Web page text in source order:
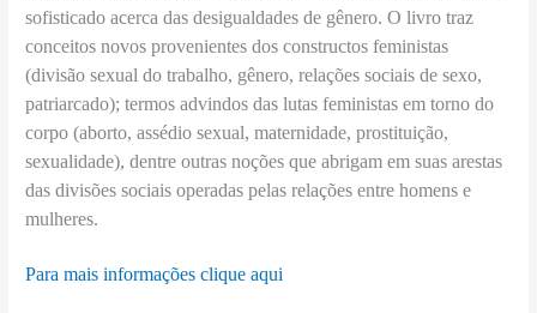
sofisticado acerca das desigualdades de gênero. O livro traz
conceitos novos provenientes dos constructos feministas
(divisão sexual do trabalho, gênero, relações sociais de sexo,
patriarcado); termos advindos das lutas feministas em torno do
corpo (aborto, assédio sexual, maternidade, prostituição,
sexualidade), dentre outras noções que abrigam em suas arestas
das divisões sociais operadas pelas relações entre homens e
mulheres.
Para mais informações clique aqui